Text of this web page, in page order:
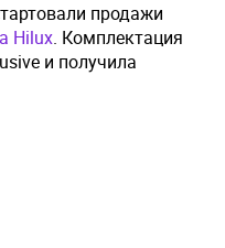
продажи
Hilux. Комплектация
и получила